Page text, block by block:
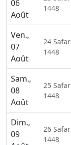
06
Août
1448
Ven.,
07
Août
24 Safar
1448
Sam.,
08
Août
25 Safar
1448
Dim.,
09
26 Safar
1448